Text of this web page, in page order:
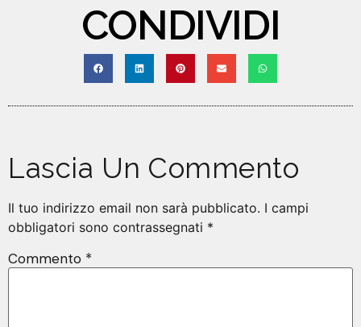
CONDIVIDI
Lascia Un Commento
Il tuo indirizzo email non sarà pubblicato. I campi
obbligatori sono contrassegnati *
Commento *